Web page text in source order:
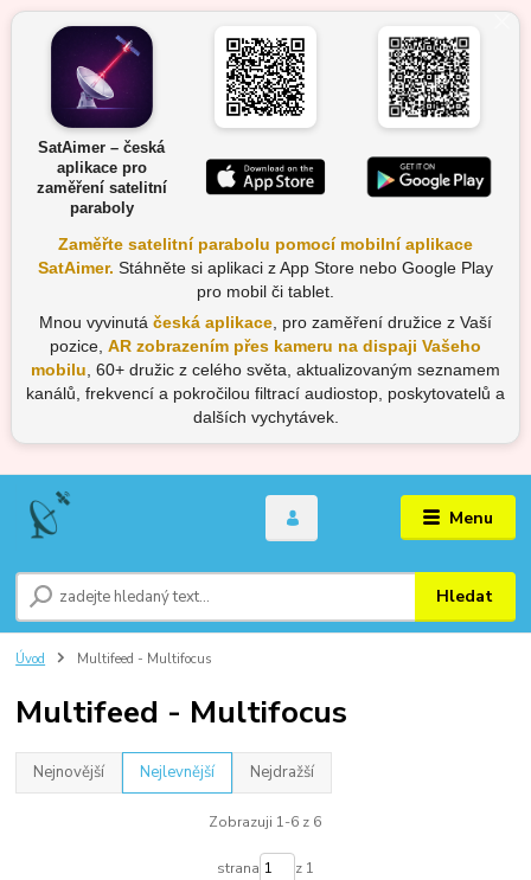
SatAimer – česká
aplikace pro
zaměření satelitní
paraboly
Zaměřte satelitní parabolu pomocí mobilní aplikace
SatAimer. Stáhněte si aplikaci z App Store nebo Google Play
pro mobil či tablet.
Mnou vyvinutá česká aplikace , pro zaměření družice z Vaší
pozice, AR zobrazením přes kameru na dispaji Vašeho
mobilu , 60+ družic z celého světa, aktualizovaným seznamem
kanálů, frekvencí a pokročilou filtrací audiostop, poskytovatelů a
dalších vychytávek.
Menu
Hledat
Úvod Multifeed - Multifocus
Multifeed - Multifocus
Nejnovější Nejlevnější Nejdražší
Zobrazuji 1-6 z 6
strana z 1